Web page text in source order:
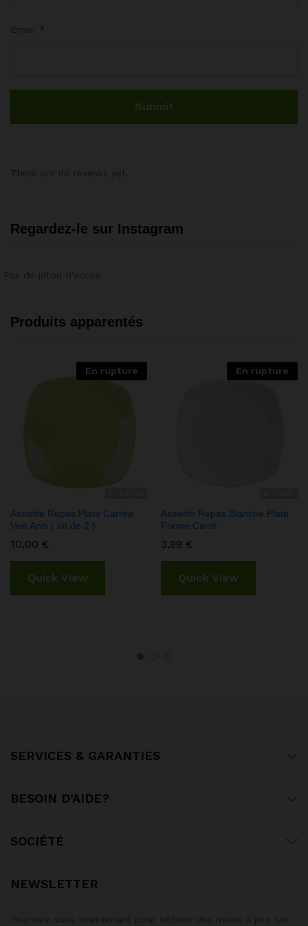
*
Regardez-le sur Instagram
Produits apparentés
En rupture
Assiette Repas Plate Carrée
Vert Anis ( lot de 2 )
10,00 €
Quick View
En rupture
Assiette Repas Blanche Plate
Forme Carré
3,99 €
Quick View
SERVICES & GARANTIES
BESOIN D’AIDE?
SOCIÉTÉ
NEWSLETTER